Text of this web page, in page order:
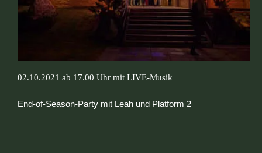
02.10.2021 ab 17.00 Uhr mit LIVE-Musik
End-of-Season-Party mit Leah und Platform 2